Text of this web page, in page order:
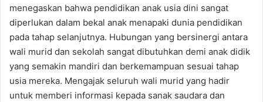
menegaskan bahwa pendidikan anak usia dini sangat
diperlukan dalam bekal anak menapaki dunia pendidikan
pada tahap selanjutnya. Hubungan yang bersinergi antara
wali murid dan sekolah sangat dibutuhkan demi anak didik
yang semakin mandiri dan berkemampuan sesuai tahap
usia mereka. Mengajak seluruh wali murid yang hadir
untuk memberi informasi kepada sanak saudara dan